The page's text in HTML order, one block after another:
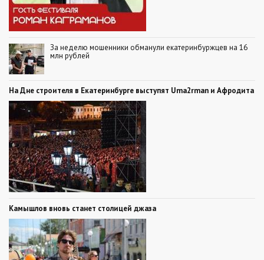
За неделю мошенники обманули екатеринбуржцев на 16
млн рублей
На Дне строителя в Екатеринбурге выступят Uma2rman и Афродита
Камышлов вновь станет столицей джаза